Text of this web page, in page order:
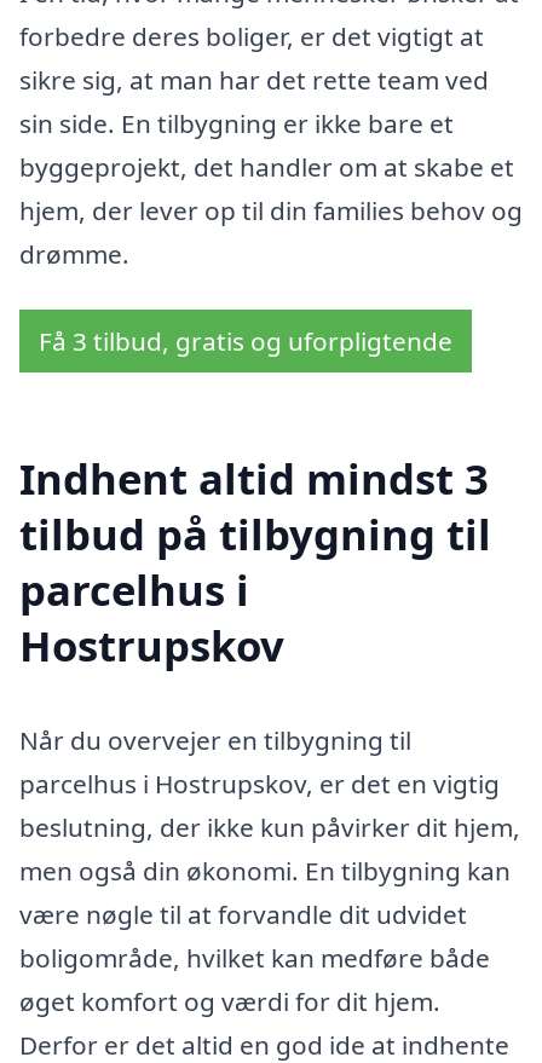
forbedre deres boliger, er det vigtigt at
sikre sig, at man har det rette team ved
sin side. En tilbygning er ikke bare et
byggeprojekt, det handler om at skabe et
hjem, der lever op til din families behov og
drømme.
Få 3 tilbud, gratis og uforpligtende
Indhent altid mindst 3
tilbud på tilbygning til
parcelhus i
Hostrupskov
Når du overvejer en tilbygning til
parcelhus i Hostrupskov, er det en vigtig
beslutning, der ikke kun påvirker dit hjem,
men også din økonomi. En tilbygning kan
være nøgle til at forvandle dit udvidet
boligområde, hvilket kan medføre både
øget komfort og værdi for dit hjem.
Derfor er det altid en god ide at indhente